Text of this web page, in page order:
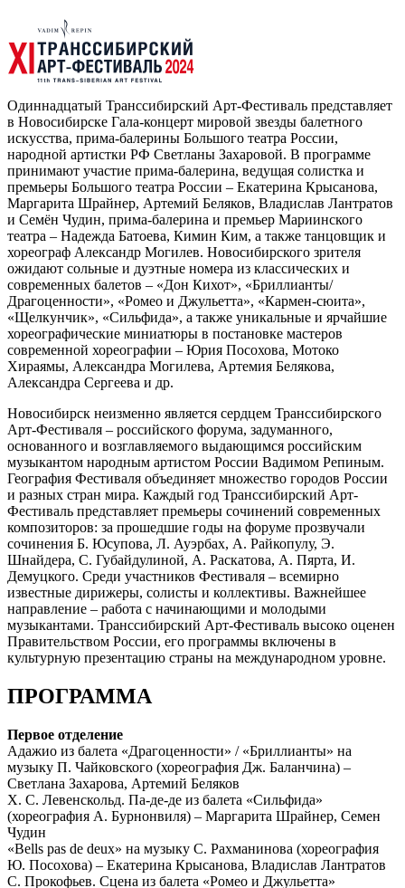
Одиннадцатый Транссибирский Арт-Фестиваль представляет
в Новосибирске Гала-концерт мировой звезды балетного
искусства, прима-балерины Большого театра России,
народной артистки РФ Светланы Захаровой. В программе
принимают участие прима-балерина, ведущая солистка и
премьеры Большого театра России – Екатерина Крысанова,
Маргарита Шрайнер, Артемий Беляков, Владислав Лантратов
и Семён Чудин, прима-балерина и премьер Мариинского
театра – Надежда Батоева, Кимин Ким, а также танцовщик и
хореограф Александр Могилев. Новосибирского зрителя
ожидают сольные и дуэтные номера из классических и
современных балетов – «Дон Кихот», «Бриллианты/
Драгоценности», «Ромео и Джульетта», «Кармен-сюита»,
«Щелкунчик», «Сильфида», а также уникальные и ярчайшие
хореографические миниатюры в постановке мастеров
современной хореографии – Юрия Посохова, Мотоко
Хираямы, Александра Могилева, Артемия Белякова,
Александра Сергеева и др.
Новосибирск неизменно является сердцем Транссибирского
Арт-Фестиваля – российского форума, задуманного,
основанного и возглавляемого выдающимся российским
музыкантом народным артистом России Вадимом Репиным.
География Фестиваля объединяет множество городов России
и разных стран мира. Каждый год Транссибирский Арт-
Фестиваль представляет премьеры сочинений современных
композиторов: за прошедшие годы на форуме прозвучали
сочинения Б. Юсупова, Л. Ауэрбах, А. Райкопулу, Э.
Шнайдера, С. Губайдулиной, А. Раскатова, А. Пярта, И.
Демуцкого. Среди участников Фестиваля – всемирно
известные дирижеры, солисты и коллективы. Важнейшее
направление – работа с начинающими и молодыми
музыкантами. Транссибирский Арт-Фестиваль высоко оценен
Правительством России, его программы включены в
культурную презентацию страны на международном уровне.
ПРОГРАММА
Первое отделение
Адажио из балета «Драгоценности» / «Бриллианты» на
музыку П. Чайковского (хореография Дж. Баланчина) –
Светлана Захарова, Артемий Беляков
Х. С. Левенскольд. Па-де-де из балета «Сильфида»
(хореография А. Бурнонвиля) – Маргарита Шрайнер, Семен
Чудин
«Bells pas de deux» на музыку С. Рахманинова (хореография
Ю. Посохова) – Екатерина Крысанова, Владислав Лантратов
С. Прокофьев. Сцена из балета «Ромео и Джульетта»